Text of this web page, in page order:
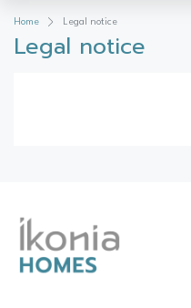
Home Legal notice
Legal notice